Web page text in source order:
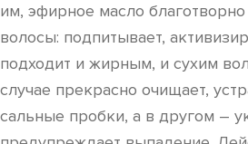
им, эфирное масло благотворно
волосы: подпитывает,
подходит и жирным, и сухим
случае прекрасно очищает,
сальные пробки, а в другом –